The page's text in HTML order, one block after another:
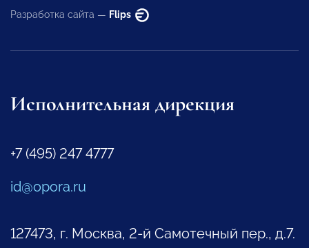
Разработка сайта — Flips
Исполнительная дирекция
+7 (495) 247 4777
id@opora.ru
127473, г. Москва, 2-й Самотечный пер., д.7.